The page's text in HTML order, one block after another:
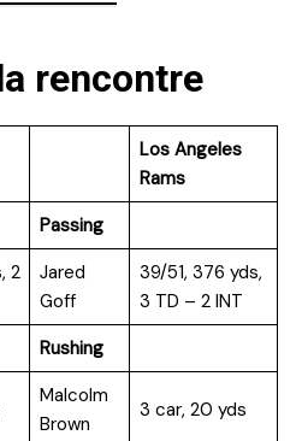
rencontre
Los Angeles
Rams
Passing
2
Jared
Goff
39/51, 376 yds,
3 TD – 2 INT
Rushing
Malcolm
Brown
3 car, 20 yds